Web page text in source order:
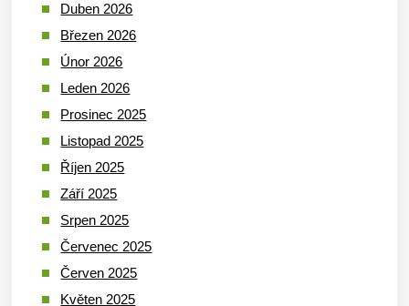
Duben 2026
Březen 2026
Únor 2026
Leden 2026
Prosinec 2025
Listopad 2025
Říjen 2025
Září 2025
Srpen 2025
Červenec 2025
Červen 2025
Květen 2025